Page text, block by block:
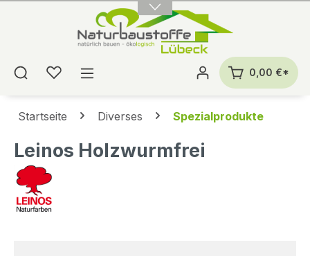
0,00 €*
Startseite Diverses Spezialprodukte
Leinos Holzwurmfrei